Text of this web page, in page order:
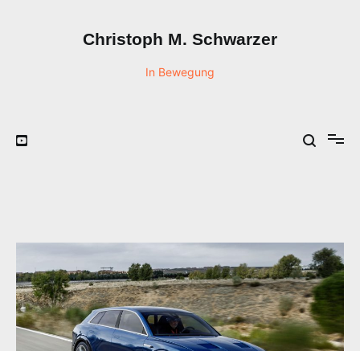
Christoph M. Schwarzer
In Bewegung